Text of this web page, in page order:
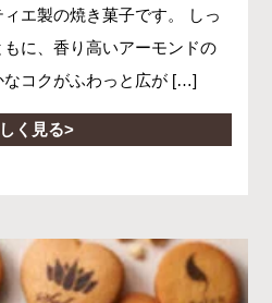
エ製の焼き菓子です。 しっ
に、香り高いアーモンドの
なコクがふわっと広が […]
く見る